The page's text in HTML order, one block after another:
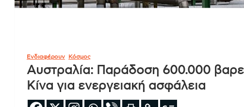
Ενδιαφέρουν Κόσμος
Αυστραλία: Παράδοση 600.000
Κίνα για ενεργειακή ασφάλεια